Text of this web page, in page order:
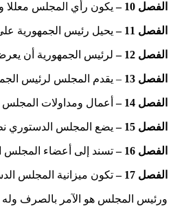
الفصل 10 – يكون رأي المجلس معللا
الفصل 11 – يحيل رئيس الجمهورية على مجلس النواب
الفصل 12 – لرئيس الجمهورية أن
الفصل 13 – يقدم المجلس لرئيس
الفصل 14 – أعمال ومداولات المجلس
الفصل 15 – يضع المجلس الدستوري
الفصل 16 – تسند إلى أعضاء المجلس
الفصل 17 – تكون ميزانية المجلس
ورئيس المجلس هو الآمر بالصرف